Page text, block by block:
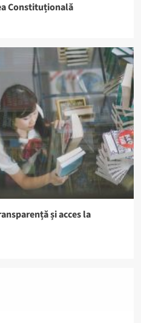
Constituțională
și acces la